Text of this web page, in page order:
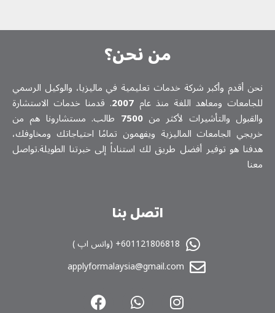
من نحن؟
نحن أقدم وأكبر شركة خدمات تعلیمیة في ماليزيا، والوكيل الرسمي
للجامعات ومعاهد اللغة منذ عام 2007. قدمنا خدمات الاستشارة
والقبول والتأشيرات لأكثر من7500 طالب. مستشارونا هم من
خريجي الجامعات الماليزية ويفهمون تمامًا احتياجاتك ومخاوفك،
هدفنا هو توفير أفضل طريق لك استناداً إلى خبرتنا الطويلة.تواصل
معنا
اتصل بنا
601121806818+ (واتس اپ )
applyformalaysia@gmail.com